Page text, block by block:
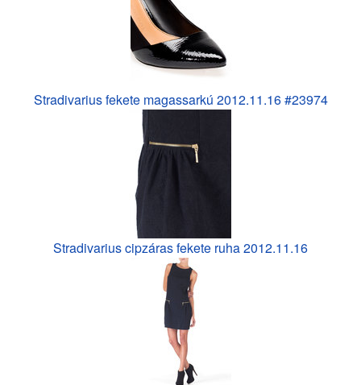
Stradivarius fekete magassarkú 2012.11.16 #23974
Stradivarius cipzáras fekete ruha 2012.11.16